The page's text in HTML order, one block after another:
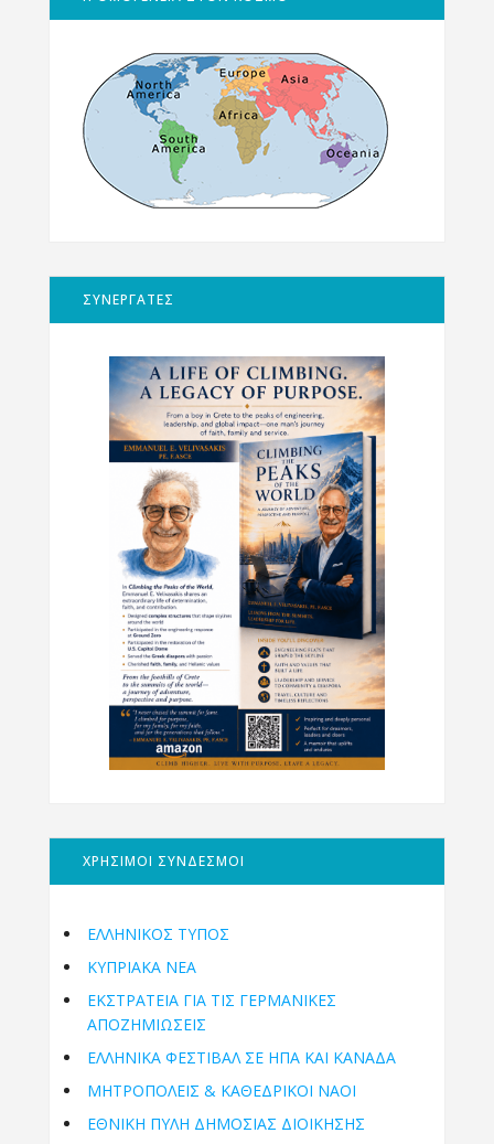
ΣΥΝΕΡΓΑΤΕΣ
ΧΡΗΣΙΜΟΙ ΣΥΝΔΕΣΜΟΙ
ΕΛΛΗΝΙΚΟΣ ΤΥΠΟΣ
ΚΥΠΡΙΑΚΑ ΝΕΑ
ΕΚΣΤΡΑΤΕΙΑ ΓΙΑ ΤΙΣ ΓΕΡΜΑΝΙΚΕΣ
ΑΠΟΖΗΜΙΩΣΕΙΣ
ΕΛΛΗΝΙΚΆ ΦΕΣΤΙΒΆΛ ΣΕ ΗΠΑ ΚΑΙ ΚΑΝΑΔΑ
ΜΗΤΡΟΠΌΛΕΙΣ & ΚΑΘΕΔΡΙΚΟΊ ΝΑΟΊ
ΕΘΝΙΚΉ ΠΎΛΗ ΔΗΜΌΣΙΑΣ ΔΙΟΊΚΗΣΗΣ